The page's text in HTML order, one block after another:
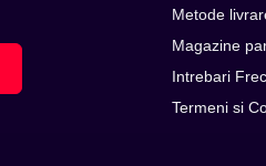
Metode
Magazine
Intrebari
Termeni si